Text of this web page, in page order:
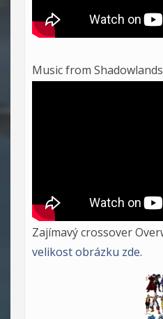
Music from
Zajímavý crossover
velikost obrázku zde.